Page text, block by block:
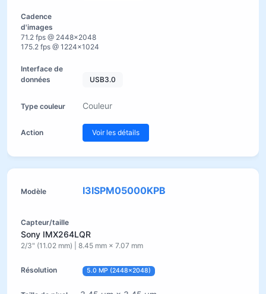
71.2 fps @ 2448×2048
175.2 fps @ 1224×1024
USB3.0
Couleur
Voir les détails
I3ISPM05000KPB
Sony IMX264LQR
2/3" (11.02 mm) | 8.45 mm × 7.07 mm
5.0 MP (2448×2048)